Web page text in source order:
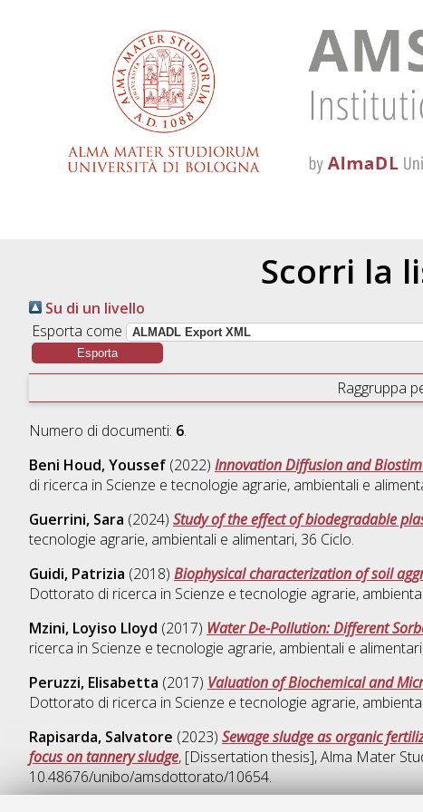
Scorri la
Su di un livello
Esporta come
Raggruppa
Numero di documenti: 6.
Beni Houd, Youssef(2022) Innovation Diffusion and
di ricerca in Scienze e tecnologie agrarie, ambientali e
Guerrini, Sara (2024) Study of the effect of biodegradable
tecnologie agrarie, ambientali e alimentari, 36 Ciclo.
Guidi, Patrizia (2018) Biophysical characterization of soil
Dottorato di ricerca in Scienze e tecnologie agrarie,
Mzini, Loyiso Lloyd (2017) Water De-Pollution: Different
ricerca in Scienze e tecnologie agrarie, ambientali e alimentari
Peruzzi, Elisabetta (2017) Valuation of Biochemical and
Dottorato di ricerca in Scienze e tecnologie agrarie,
Rapisarda, Salvatore (2023) Sewage sludge as organic
focus on tannery sludge, [Dissertation thesis], Alma Mater
10.48676/unibo/amsdottorato/10654.